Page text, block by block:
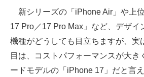
ITの今と未来を見通す
スマホと通信の最新トレンド
進化するPCとデバイスの未来
新シリーズの「iPhone Air」や上
17 Pro／17 Pro Max」など、デザイ
機種がどうしても目立ちますが、実
目は、コストパフォーマンスが大き
ードモデルの「iPhone 17」だと言え